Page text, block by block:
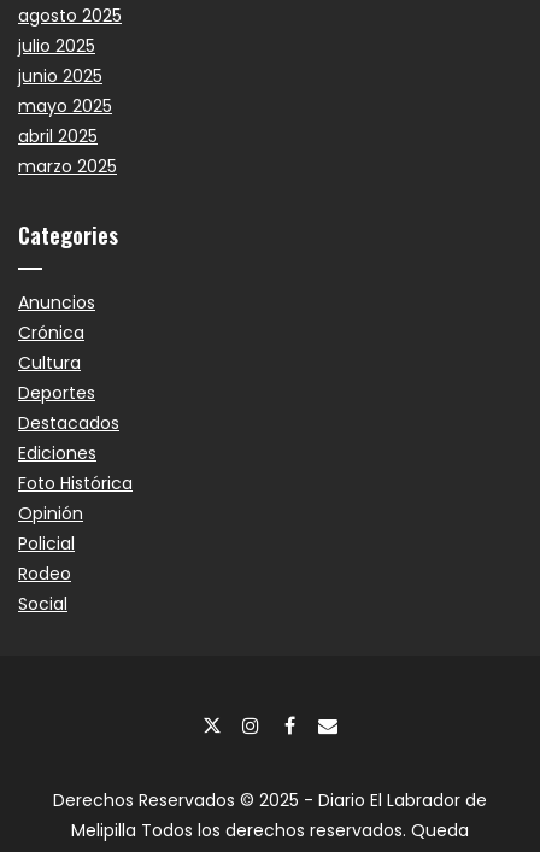
agosto 2025
julio 2025
junio 2025
mayo 2025
abril 2025
marzo 2025
Categories
Anuncios
Crónica
Cultura
Deportes
Destacados
Ediciones
Foto Histórica
Opinión
Policial
Rodeo
Social
Derechos Reservados © 2025 - Diario El Labrador de
Melipilla Todos los derechos reservados. Queda